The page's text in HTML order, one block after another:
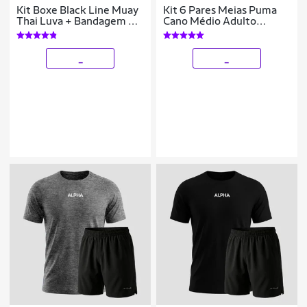
Kit Boxe Black Line Muay
Thai Luva + Bandagem +
Bucal - Naja
Kit 6 Pares Meias Puma
Cano Médio Adulto
Algodão Original